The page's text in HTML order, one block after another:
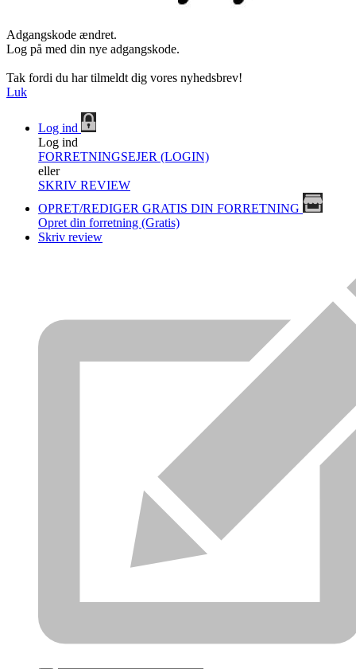
Adgangskode ændret.
Log på med din nye adgangskode.
Tak fordi du har tilmeldt dig vores nyhedsbrev!
Luk
Log ind
Log ind
FORRETNINGSEJER (LOGIN)
eller
SKRIV REVIEW
OPRET/REDIGER GRATIS DIN FORRETNING
Opret din forretning (Gratis)
Skriv review